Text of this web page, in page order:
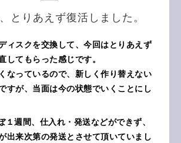
とりあえず復活しました。
ィスクを交換して、今回はとりあえず
してもらった感じです。
なっているので、新しく作り替えない
すが、当面は今の状態でいくことにし
１週間、仕入れ・発送などができず、
出来次第の発送とさせて頂いていまし